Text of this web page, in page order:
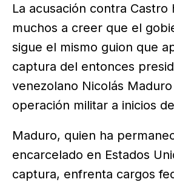
La acusación contra Castro
muchos a creer que el
sigue el mismo guion que
captura del entonces
venezolano Nicolás
operación militar a inicios
Maduro, quien ha
encarcelado en Estados
captura, enfrenta cargos